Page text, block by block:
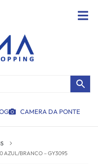
CAMERA DA PONTE
AZUL/BRANCO – GY3095